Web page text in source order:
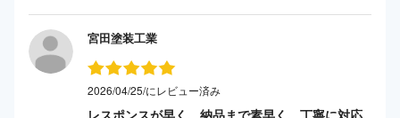
宮田塗装工業
2026/04/25/にレビュー済み
レスポンスが早く、納品まで素早く、丁寧に対応